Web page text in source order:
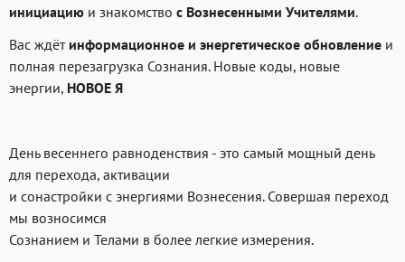
инициацию и знакомство с Вознесенными Учителями.
Вас ждёт информационное и энергетическое обновление и
полная перезагрузка Сознания. Новые коды, новые
энергии, НОВОЕ Я
День весеннего равноденствия - это самый мощный день
для перехода, активации
и сонастройки с энергиями Вознесения. Совершая переход
мы возносимся
Сознанием и Телами в более легкие измерения.